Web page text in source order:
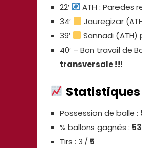
22′
ATH : Paredes
34′
Jauregizar
39′
Sannadi (ATH)
40′ – Bon travail de
transversale !!!
Statistiques
Possession de balle :
% ballons gagnés :
Tirs : 3 / 5